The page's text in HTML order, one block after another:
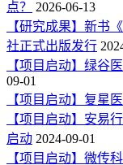
点？
2026-06-13
【研究成果】新书
社正式出版发行
【项目启动】绿谷
09-01
【项目启动】复星
【项目启动】安易
启动 2024-09-01
【项目启动】微传